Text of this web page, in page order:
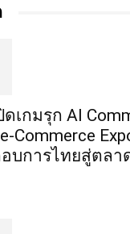
เกมรุก AI
Commerce
บการไทยสู่ตลา